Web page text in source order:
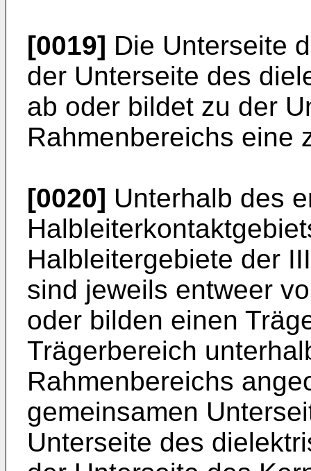
[0019] Die Unterseite
der Unterseite des
ab oder bildet zu der
Rahmenbereichs eine
[0020] Unterhalb des
Halbleitergebiete der
sind jeweils entweer
oder bilden einen
Trägerbereich
Rahmenbereichs
gemeinsamen
Unterseite des